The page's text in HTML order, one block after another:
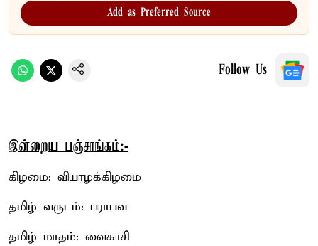
Add as Preferred Source
Follow Us
இன்றைய பஞ்சாங்கம்:-
கிழமை: வியாழக்கிழமை
தமிழ் வருடம்: பராபவ
தமிழ் மாதம்: வைகாசி